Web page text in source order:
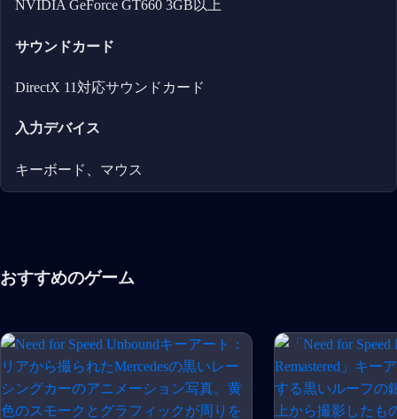
NVIDIA GeForce GT660 3GB以上
サウンドカード
DirectX 11対応サウンドカード
入力デバイス
キーボード、マウス
おすすめのゲーム